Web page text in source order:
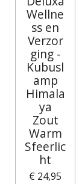
Wellne
ss en
Verzor
ging -
Kubusl
amp
Himala
ya
Zout
Warm
Sfeerlic
ht
€ 24,95